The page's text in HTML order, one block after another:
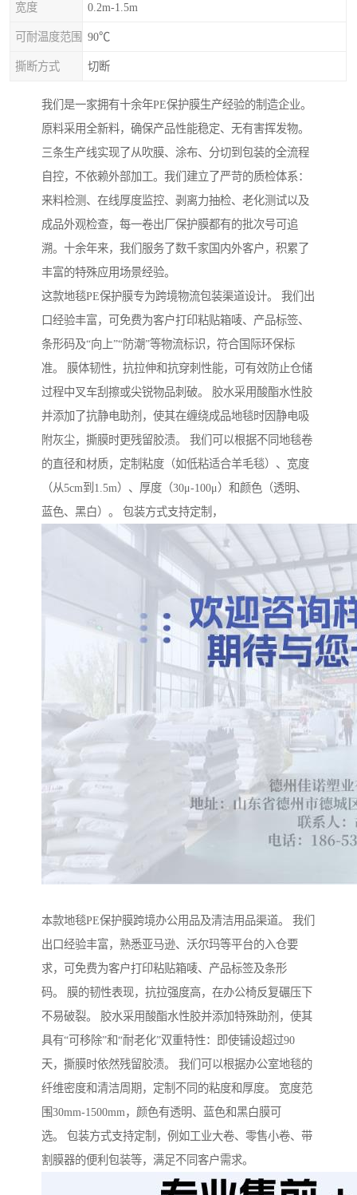
宽度 0.2m-1.5m
可耐温度范围 90℃
撕断方式 切断
我们是一家拥有十余年PE保护膜生产经验的制造企业。
原料采用全新料，确保产品性能稳定、无有害挥发物。
三条生产线实现了从吹膜、涂布、分切到包装的全流程
自控，不依赖外部加工。我们建立了严苛的质检体系：
来料检测、在线厚度监控、剥离力抽检、老化测试以及
成品外观检查，每一卷出厂保护膜都有的批次号可追
溯。十余年来，我们服务了数千家国内外客户，积累了
丰富的特殊应用场景经验。
这款地毯PE保护膜专为跨境物流包装渠道设计。 我们出
口经验丰富，可免费为客户打印粘贴箱唛、产品标签、
条形码及“向上”“防潮”等物流标识，符合国际环保标
准。 膜体韧性，抗拉伸和抗穿刺性能，可有效防止仓储
过程中叉车刮擦或尖锐物品刺破。 胶水采用酸酯水性胶
并添加了抗静电助剂，使其在缠绕成品地毯时因静电吸
附灰尘，撕膜时更残留胶渍。 我们可以根据不同地毯卷
的直径和材质，定制粘度（如低粘适合羊毛毯）、宽度
（从5cm到1.5m）、厚度（30μ-100μ）和颜色（透明、
蓝色、黑白）。 包装方式支持定制，
本款地毯PE保护膜跨境办公用品及清洁用品渠道。 我们
出口经验丰富，熟悉亚马逊、沃尔玛等平台的入仓要
求，可免费为客户打印粘贴箱唛、产品标签及条形
码。 膜的韧性表现，抗拉强度高，在办公椅反复碾压下
不易破裂。 胶水采用酸酯水性胶并添加特殊助剂，使其
具有“可移除”和“耐老化”双重特性：即使铺设超过90
天，撕膜时依然残留胶渍。 我们可以根据办公室地毯的
纤维密度和清洁周期，定制不同的粘度和厚度。 宽度范
围30mm-1500mm，颜色有透明、蓝色和黑白膜可
选。 包装方式支持定制，例如工业大卷、零售小卷、带
割膜器的便利包装等，满足不同客户需求。